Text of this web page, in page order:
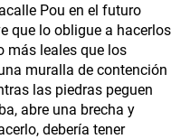
Pou en el futuro
que lo obligue a hacerlos
más leales que los
muralla de contención
las piedras peguen
abre una brecha y
debería tener